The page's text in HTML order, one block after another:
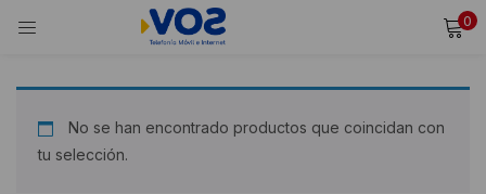
0
INICIAR SESIÓN
No se han encontrado productos que coincidan con
tu selección.